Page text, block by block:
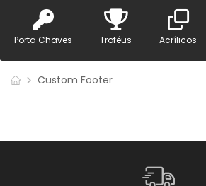
Porta Chaves Troféus Acrílicos
Custom Footer